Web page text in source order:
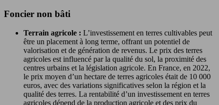
Foncier non bâti
Terrain agricole : L’investissement en terres cultivables peut
être un placement à long terme, offrant un potentiel de
valorisation et de génération de revenus. Le prix des terres
agricoles est influencé par la qualité du sol, la proximité des
centres urbains et la législation agricole. En France, en 2022,
le prix moyen d’un hectare de terres agricoles était de 10 000
euros, avec des variations significatives selon la région et la
qualité des terres. La rentabilité d’un investissement en terres
agricoles dépend de la production agricole et des prix du